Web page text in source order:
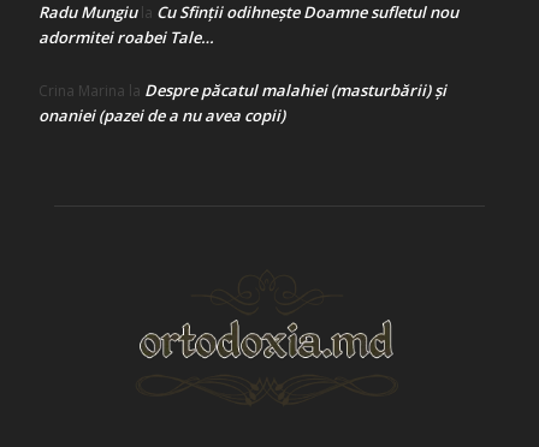
Radu Mungiula Cu Sfinții odihnește Doamne sufletul nou
adormitei roabei Tale…
Crina Marina la Despre păcatul malahiei (masturbării) şi
onaniei (pazei de a nu avea copii)